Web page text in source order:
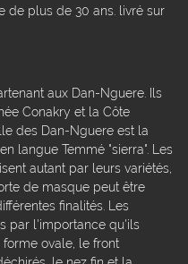
de plus de 30 ans. livré sur
aux Dan-Nguere. Ils
Conakry et la Côte
des Dan-Nguere est la
langue Temmé "sierra". Les
autant par leurs variétés,
de masque peut être
finalités. Les
par l'importance qu'ils
ovale, le front